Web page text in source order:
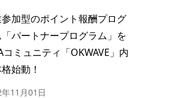
加型のポイント報酬プログ
パートナープログラム」を
コミュニティ「OKWAVE」内
始動！
11月01日